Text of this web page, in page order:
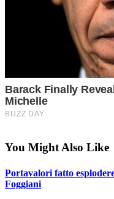
You Might Also Like
Portavalori fatto
Foggiani